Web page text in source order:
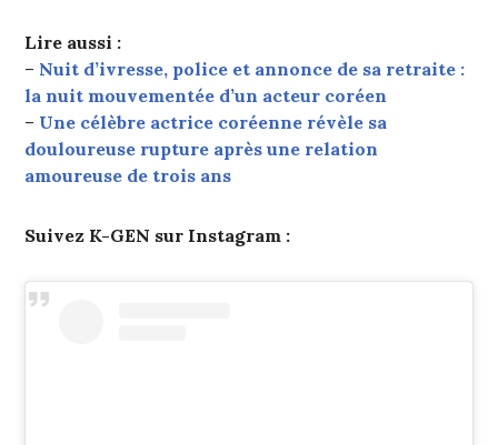
Lire aussi :
– Nuit d’ivresse, police et annonce de sa retraite :
la nuit mouvementée d’un acteur coréen
– Une célèbre actrice coréenne révèle sa
douloureuse rupture après une relation
amoureuse de trois ans
Suivez K-GEN sur Instagram :